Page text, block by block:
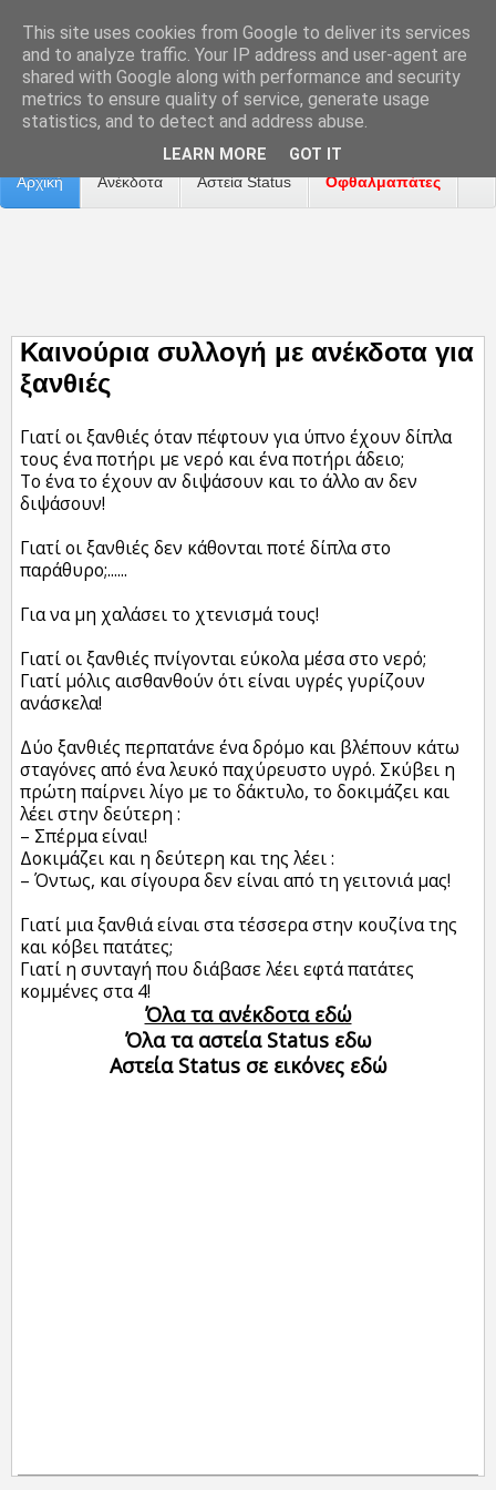
Επικοινωνία Διαφήμιση Αναφορά Προβλήματος
Αρχική Ανέκδοτα Αστεία Status Οφθαλμαπάτες
Καινούρια συλλογή με ανέκδοτα για
ξανθιές
Γιατί οι ξανθιές όταν πέφτουν για ύπνο έχουν δίπλα
τους ένα ποτήρι με νερό και ένα ποτήρι άδειο;
Το ένα το έχουν αν διψάσουν και το άλλο αν δεν
διψάσουν!
Γιατί οι ξανθιές δεν κάθονται ποτέ δίπλα στο
παράθυρο;......
Για να μη χαλάσει το χτενισμά τους!
Γιατί οι ξανθιές πνίγονται εύκολα μέσα στο νερό;
Γιατί μόλις αισθανθούν ότι είναι υγρές γυρίζουν
ανάσκελα!
Δύο ξανθιές περπατάνε ένα δρόμο και βλέπουν κάτω
σταγόνες από ένα λευκό παχύρευστο υγρό. Σκύβει η
πρώτη παίρνει λίγο με το δάκτυλο, το δοκιμάζει και
λέει στην δεύτερη :
– Σπέρμα είναι!
Δοκιμάζει και η δεύτερη και της λέει :
– Όντως, και σίγουρα δεν είναι από τη γειτονιά μας!
Γιατί μια ξανθιά είναι στα τέσσερα στην κουζίνα της
και κόβει πατάτες;
Γιατί η συνταγή που διάβασε λέει εφτά πατάτες
κομμένες στα 4!
Όλα τα ανέκδοτα εδώ
Όλα τα αστεία Status εδω
Αστεία Status σε εικόνες εδώ
This site uses cookies from Google to deliver its services
and to analyze traffic. Your IP address and user-agent are
shared with Google along with performance and security
metrics to ensure quality of service, generate usage
statistics, and to detect and address abuse.
LEARN MORE GOT IT